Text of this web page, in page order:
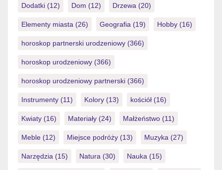
Dodatki (12) Dom (12) Drzewa (20)
Elementy miasta (26) Geografia (19) Hobby (16)
horoskop partnerski urodzeniowy (366)
horoskop urodzeniowy (366)
horoskop urodzeniowy partnerski (366)
Instrumenty (11) Kolory (13) kościół (16)
Kwiaty (16) Materiały (24) Małżeństwo (11)
Meble (12) Miejsce podróży (13) Muzyka (27)
Narzędzia (15) Natura (30) Nauka (15)